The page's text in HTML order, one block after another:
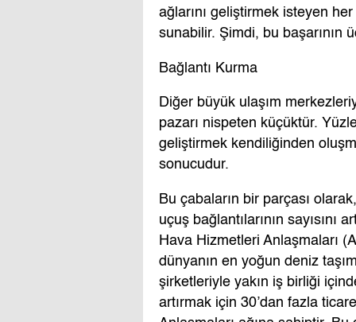
ağlarını geliştirmek isteyen
sunabilir. Şimdi, bu başarının
Bağlantı Kurma
Diğer büyük ulaşım
pazarı nispeten küçüktür.
geliştirmek kendiliğinden
sonucudur.
Bu çabaların bir parçası
uçuş bağlantılarının sayısını
Hava Hizmetleri Anlaşmaları
dünyanın en yoğun deniz
şirketleriyle yakın iş birliği
artırmak için 30’dan fazla